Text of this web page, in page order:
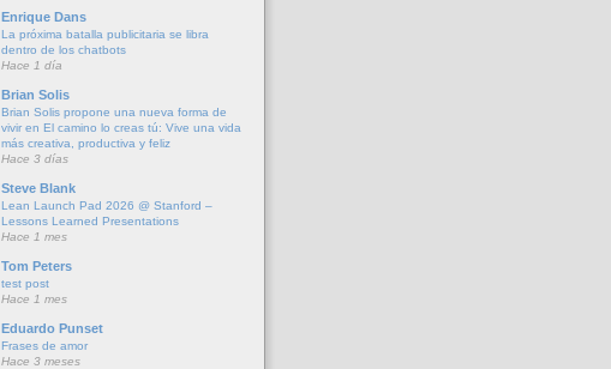
Enrique Dans
La próxima batalla publicitaria se libra
dentro de los chatbots
Hace 1 día
Brian Solis
Brian Solis propone una nueva forma de
vivir en El camino lo creas tú: Vive una vida
más creativa, productiva y feliz
Hace 3 días
Steve Blank
Lean Launch Pad 2026 @ Stanford –
Lessons Learned Presentations
Hace 1 mes
Tom Peters
test post
Hace 1 mes
Eduardo Punset
Frases de amor
Hace 3 meses